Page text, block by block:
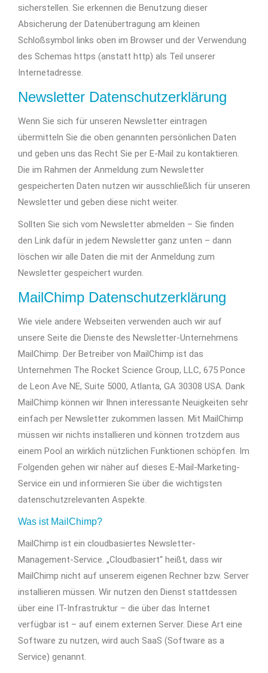
sicherstellen. Sie erkennen die Benutzung dieser
Absicherung der Datenübertragung am kleinen
Schloßsymbol links oben im Browser und der Verwendung
des Schemas https (anstatt http) als Teil unserer
Internetadresse.
Newsletter Datenschutzerklärung
Wenn Sie sich für unseren Newsletter eintragen
übermitteln Sie die oben genannten persönlichen Daten
und geben uns das Recht Sie per E-Mail zu kontaktieren.
Die im Rahmen der Anmeldung zum Newsletter
gespeicherten Daten nutzen wir ausschließlich für unseren
Newsletter und geben diese nicht weiter.
Sollten Sie sich vom Newsletter abmelden – Sie finden
den Link dafür in jedem Newsletter ganz unten – dann
löschen wir alle Daten die mit der Anmeldung zum
Newsletter gespeichert wurden.
MailChimp Datenschutzerklärung
Wie viele andere Webseiten verwenden auch wir auf
unsere Seite die Dienste des Newsletter-Unternehmens
MailChimp. Der Betreiber von MailChimp ist das
Unternehmen The Rocket Science Group, LLC, 675 Ponce
de Leon Ave NE, Suite 5000, Atlanta, GA 30308 USA. Dank
MailChimp können wir Ihnen interessante Neuigkeiten sehr
einfach per Newsletter zukommen lassen. Mit MailChimp
müssen wir nichts installieren und können trotzdem aus
einem Pool an wirklich nützlichen Funktionen schöpfen. Im
Folgenden gehen wir näher auf dieses E-Mail-Marketing-
Service ein und informieren Sie über die wichtigsten
datenschutzrelevanten Aspekte.
Was ist MailChimp?
MailChimp ist ein cloudbasiertes Newsletter-
Management-Service. „Cloudbasiert“ heißt, dass wir
MailChimp nicht auf unserem eigenen Rechner bzw. Server
installieren müssen. Wir nutzen den Dienst stattdessen
über eine IT-Infrastruktur – die über das Internet
verfügbar ist – auf einem externen Server. Diese Art eine
Software zu nutzen, wird auch SaaS (Software as a
Service) genannt.